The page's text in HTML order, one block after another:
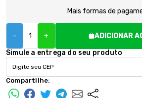
Mais formas de
- +
ADICIONAR
Simule a entrega do seu produto
Compartilhe: